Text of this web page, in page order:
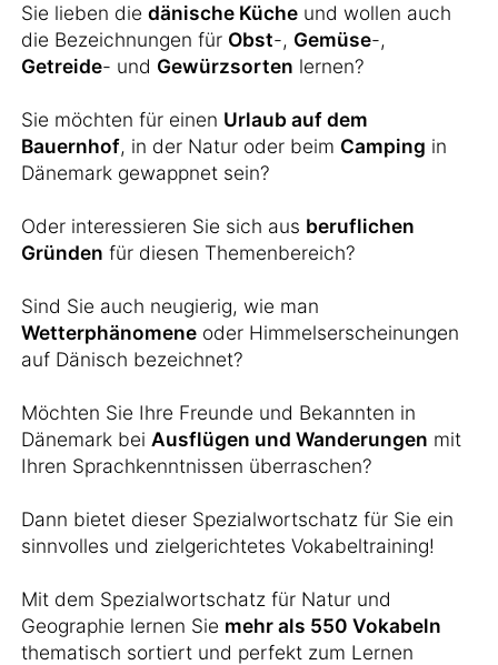
Sie lieben die dänische Küche und wollen auch
die Bezeichnungen für Obst-, Gemüse-,
Getreide- und Gewürzsorten lernen?
Sie möchten für einen Urlaub auf dem
Bauernhof, in der Natur oder beim Camping in
Dänemark gewappnet sein?
Oder interessieren Sie sich aus beruflichen
Gründen für diesen Themenbereich?
Sind Sie auch neugierig, wie man
Wetterphänomene oder Himmelserscheinungen
auf Dänisch bezeichnet?
Möchten Sie Ihre Freunde und Bekannten in
Dänemark bei Ausflügen und Wanderungen mit
Ihren Sprachkenntnissen überraschen?
Dann bietet dieser Spezialwortschatz für Sie ein
sinnvolles und zielgerichtetes Vokabeltraining!
Mit dem Spezialwortschatz für Natur und
Geographie lernen Sie mehr als 550 Vokabeln
thematisch sortiert und perfekt zum Lernen